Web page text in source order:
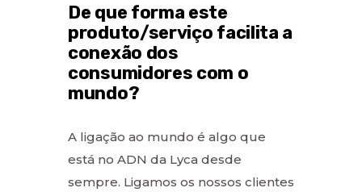
De que forma este
produto/serviço facilita a
conexão dos
consumidores com o
mundo?
A ligação ao mundo é algo que
está no ADN da Lyca desde
sempre. Ligamos os nossos clientes